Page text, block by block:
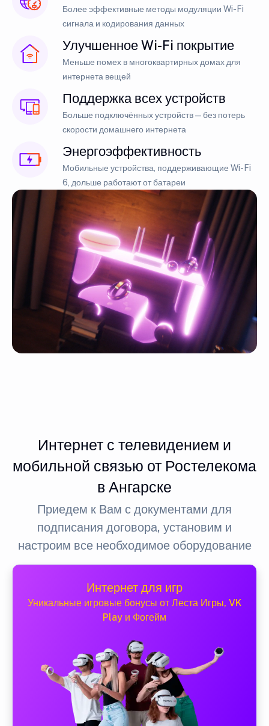
Более эффективные методы модуляции Wi-Fi
сигнала и кодирования данных
Улучшенное Wi-Fi покрытие
Меньше помех в многоквартирных домах для
интернета вещей
Поддержка всех устройств
Больше подключённых устройств — без потерь
скорости домашнего интернета
Энергоэффективность
Мобильные устройства, поддерживающие Wi-Fi
6, дольше работают от батареи
Интернет с телевидением и
мобильной связью от Ростелекома
в Ангарске
Приедем к Вам с документами для
подписания договора, установим и
настроим все необходимое оборудование
Интернет для игр
Уникальные игровые бонусы от Леста Игры, VK
Play и Фогейм